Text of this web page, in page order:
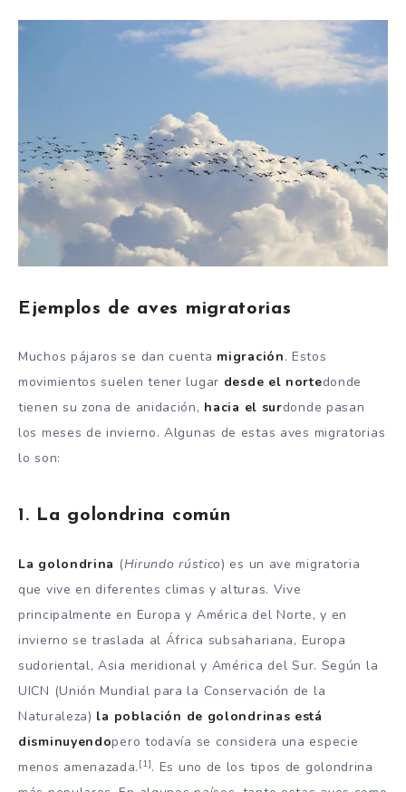
Ejemplos de aves migratorias
Muchos pájaros se dan cuenta migración. Estos
movimientos suelen tener lugar desde el nortedonde
tienen su zona de anidación, hacia el surdonde pasan
los meses de invierno. Algunas de estas aves migratorias
lo son:
1. La golondrina común
La golondrina (Hirundo rústico) es un ave migratoria
que vive en diferentes climas y alturas. Vive
principalmente en Europa y América del Norte, y en
invierno se traslada al África subsahariana, Europa
sudoriental, Asia meridional y América del Sur. Según la
UICN (Unión Mundial para la Conservación de la
Naturaleza) la población de golondrinas está
disminuyendopero todavía se considera una especie
menos amenazada. [1]. Es uno de los tipos de golondrina